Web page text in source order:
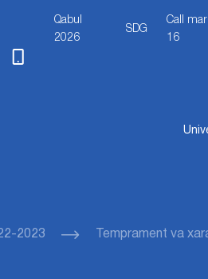
Qabul
2026
SDG
Call
16
2023 Temprament va